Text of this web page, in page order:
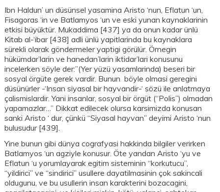
Ibn Haldun’ un düsünsel yasamina Aristo ‘nun, Eflatun ‘un,
Fisagoras ‘in ve Batlamyos ‘un ve eski yunan kaynaklarinin
etkisi büyüktür. Mukaddima [437] ya da onun kadar ünlü
Kitab al-‘ibar [438] adli ünlü yapitlarinda bu kaynaklara
sürekli olarak göndermeler yaptigi görülür. Örnegin
hükümdar’larin ve hanedan’larin iktidar’lari konusunu
incelerken söyle der:”(Yer yüzü yasamlarinda) beseri bir
sosyal örgüte gerek vardir. Bunun böyle olmasi geregini
düsünürler -‘Insan siyasal bir hayvandir-‘ sözü ile anlatmaya
çalismislardir. Yani insanlar, sosyal bir örgüt (“Polis”) olmadan
yapamazlar…” Dikkat edilecek olursa karsimizda konusan
sanki Aristo ‘ dur, çünkü “Siyasal hayvan” deyimi Aristo ‘nun
bulusudur [439].
Yine bunun gibi dünya cografyasi hakkinda bilgiler verirken
Batlamyos ‘un agziyle konusur. Öte yandan Aristo ‘yu ve
Eflatun ‘u yorumlayarak egitim sisteminin “korkutucu”,
“yildirici” ve “sindirici” usullere dayatilmasinin çok sakincali
oldugunu, ve bu usullerin insan karakterini bozacagini,